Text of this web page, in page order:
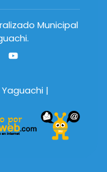
Municipal
|